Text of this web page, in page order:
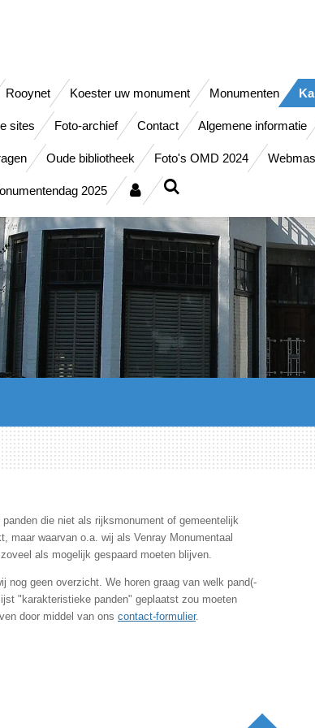
Rooynet Koester uw monument Monumenten
sites Foto-archief Contact Algemene informatie
Oude bibliotheek Foto's OMD 2024
2025
die niet als rijksmonument of gemeentelijk
maar waarvan o.a. wij als Venray Monumentaal
als mogelijk gespaard moeten blijven.
nog geen overzicht. We horen graag van welk pand(-
"karakteristieke panden" geplaatst zou moeten
door middel van ons contact-formulier.